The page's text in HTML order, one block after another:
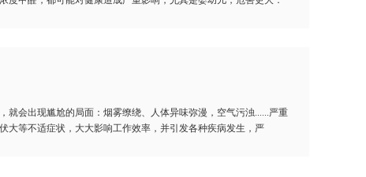
会出现尴尬的局面：烟雾缭绕、人体异味弥漫，空气污浊......严重
大等不适症状，大大影响工作效率，并引发各种疾病发生，严